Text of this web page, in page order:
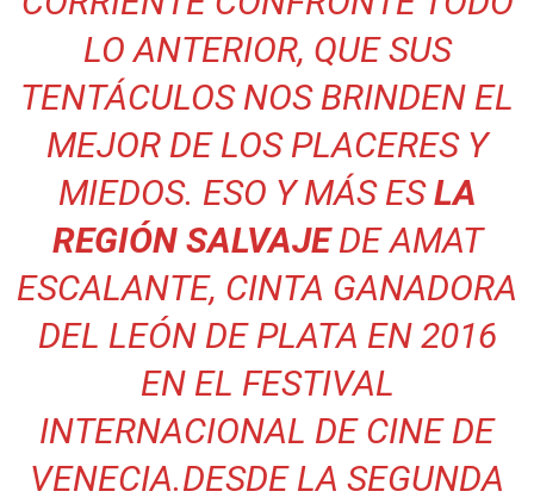
LO ANTERIOR, QUE SUS
TENTÁCULOS NOS BRINDEN EL
MEJOR DE LOS PLACERES Y
MIEDOS. ESO Y MÁS ESLA
REGIÓN SALVAJEDE AMAT
ESCALANTE, CINTA GANADORA
DEL LEÓN DE PLATA EN 2016
EN EL FESTIVAL
INTERNACIONAL DE CINE DE
VENECIA.DESDE LA SEGUNDA